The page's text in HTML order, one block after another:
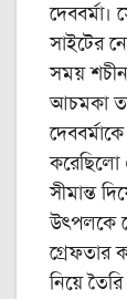
সাইটের
সময় শচীন
আচমকা
করেছিলো
সীমান্ত
উৎপলকে
গ্রেফতার
নিয়ে